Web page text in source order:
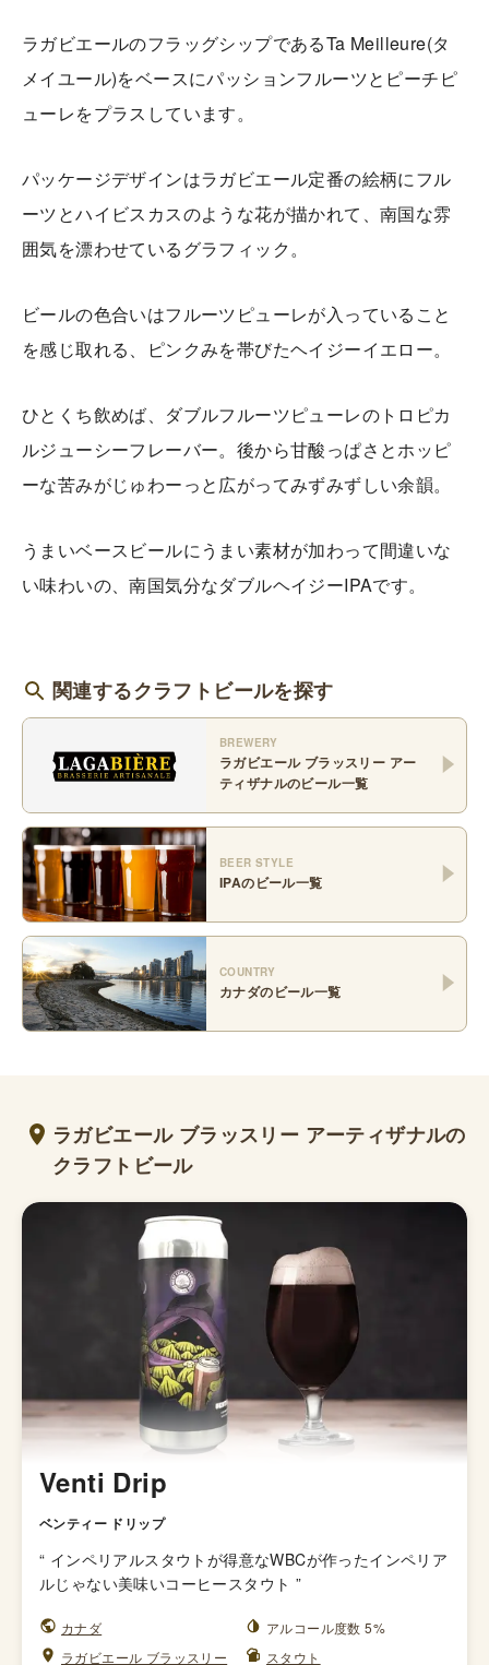
ラガビエールのフラッグシップであるTa Meilleure(タ
メイユール)をベースにパッションフルーツとピーチピ
ューレをプラスしています。
パッケージデザインはラガビエール定番の絵柄にフル
ーツとハイビスカスのような花が描かれて、南国な雰
囲気を漂わせているグラフィック。
ビールの色合いはフルーツピューレが入っていること
を感じ取れる、ピンクみを帯びたヘイジーイエロー。
ひとくち飲めば、ダブルフルーツピューレのトロピカ
ルジューシーフレーバー。後から甘酸っぱさとホッピ
ーな苦みがじゅわーっと広がってみずみずしい余韻。
うまいベースビールにうまい素材が加わって間違いな
い味わいの、南国気分なダブルヘイジーIPAです。
関連するクラフトビールを探す
BREWERY
ラガビエール ブラッスリー アー
ティザナルのビール一覧
BEER STYLE
IPAのビール一覧
COUNTRY
カナダのビール一覧
ラガビエール ブラッスリー アーティザナルの
クラフトビール
Venti Drip
ベンティー ドリップ
“ インペリアルスタウトが得意なWBCが作ったインペリア
ルじゃない美味いコーヒースタウト ”
カナダ
アルコール度数 5%
ラガビエール ブラッスリー
スタウト